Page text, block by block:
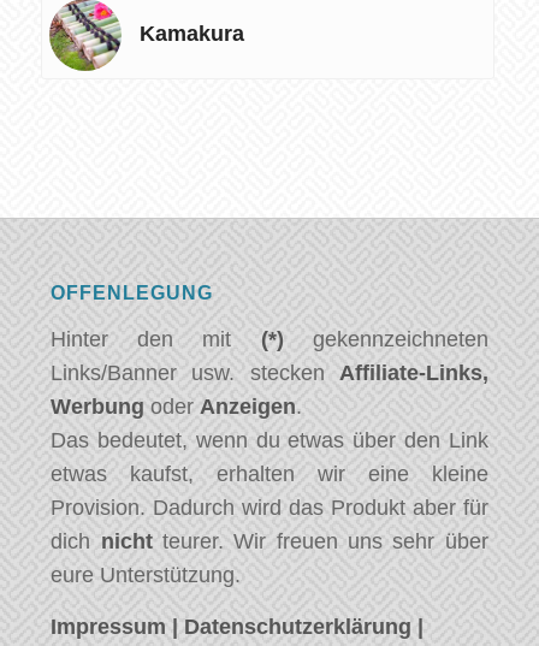
Kamakura
OFFENLEGUNG
Hinter den mit (*) gekennzeichneten
Links/Banner usw. stecken Affiliate-Links,
Werbung oder Anzeigen.
Das bedeutet, wenn du etwas über den Link
etwas kaufst, erhalten wir eine kleine
Provision. Dadurch wird das Produkt aber für
dich nichtteurer. Wir freuen uns sehr über
eure Unterstützung.
Impressum | Datenschutzerklärung |